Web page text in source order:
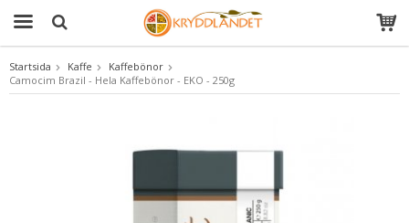
Produkten har blivit tillagd i varukorgen
Startsida Kaffe
Kaffebönor
Camocim Brazil - Hela Kaffebönor - EKO - 250g